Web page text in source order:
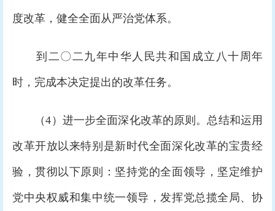
度改革，健全全面从严治党体系。
到二〇二九年中华人民共和国成立八十周年
时，完成本决定提出的改革任务。
（4）进一步全面深化改革的原则。总结和运用
改革开放以来特别是新时代全面深化改革的宝贵经
验，贯彻以下原则：坚持党的全面领导，坚定维护
党中央权威和集中统一领导，发挥党总揽全局、协